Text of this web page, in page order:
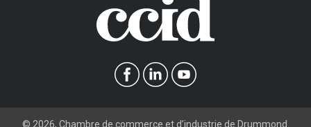
© 2026, Chambre de commerce et d’industrie de Drummond.